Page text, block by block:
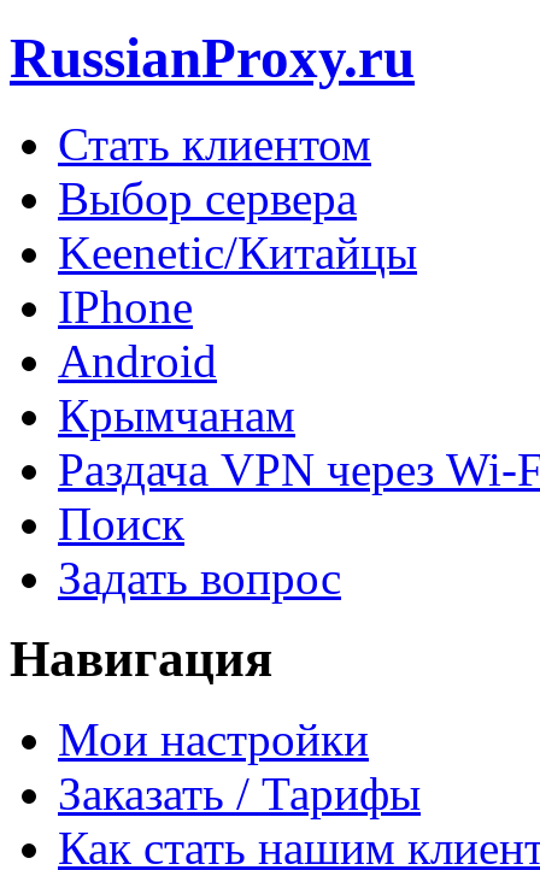
RussianProxy.ru
Стать клиентом
Выбор сервера
Keenetic/Китайцы
IPhone
Android
Крымчанам
Раздача VPN через Wi-
Поиск
Задать вопрос
Навигация
Мои настройки
Заказать / Тарифы
Как стать нашим